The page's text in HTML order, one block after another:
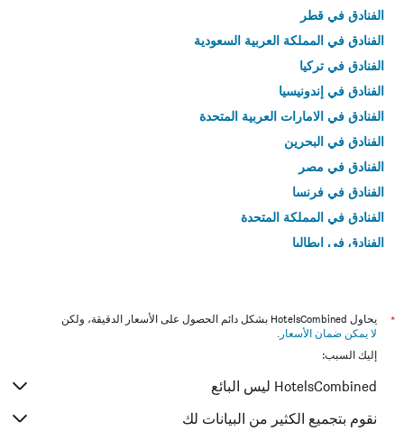
الفنادق في قطر
الفنادق في المملكة العربية السعودية
الفنادق في تركيا
الفنادق في إندونيسيا
الفنادق في الامارات العربية المتحدة
الفنادق في البحرين
الفنادق في مصر
الفنادق في فرنسا
الفنادق في المملكة المتحدة
الفنادق في إيطاليا
*
يحاول HotelsCombined بشكل دائم الحصول على الأسعار الدقيقة، ولكن
لا يمكن ضمان الأسعار .
إليك السبب:
HotelsCombined ليس البائع
نقوم بتجميع الكثير من البيانات لك